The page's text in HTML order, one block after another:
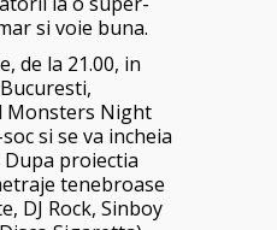
si voie buna.
de la 21.00, in
Monsters Night
si se va incheia
Dupa proiectia
tenebroase
DJ Rock, Sinboy